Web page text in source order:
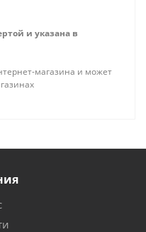
и указана в
магазина и может